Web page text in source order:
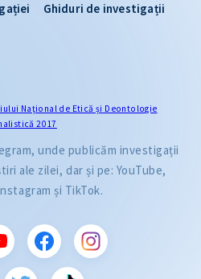
Ghiduri de investigații
Naţional de Etică și Deontologie
2017
unde publicăm investigații
ale zilei, dar și pe: YouTube,
și TikTok.